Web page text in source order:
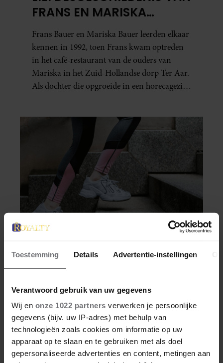
Toestemming Details Advertentie-instellingen
Verantwoord gebruik van uw gegevens
Wij en onze 1022 partners verwerken je persoonlijke
gegevens (bijv. uw IP-adres) met behulp van
technologieën zoals cookies om informatie op uw
apparaat op te slaan en te gebruiken met als doel
gepersonaliseerde advertenties en content, metingen aan
FRANS EN MARISKA
BAUER: OOK IN BED
ELKAARS EERSTE
Frans Bauer en Mariska Bauer leerden elkaar
kennen in 1992, toen Frans kwam optreden
in het café-restaurant van de ouders van
Mariska in het Zuid-Hollandse dorp Ter Aar.
Als dochter die opgroeide in een horecagezin
SANTE
TRAPLOPEN ZO ZWAAR
VOELT (SPOILER: HET LIGT
NIET AAN JE CONDITIE)
Je wil meer aan je conditie werken of je
stappendoel halen, en dus neem je de trap in
plaats van de roltrap of lift. Maar halverwege